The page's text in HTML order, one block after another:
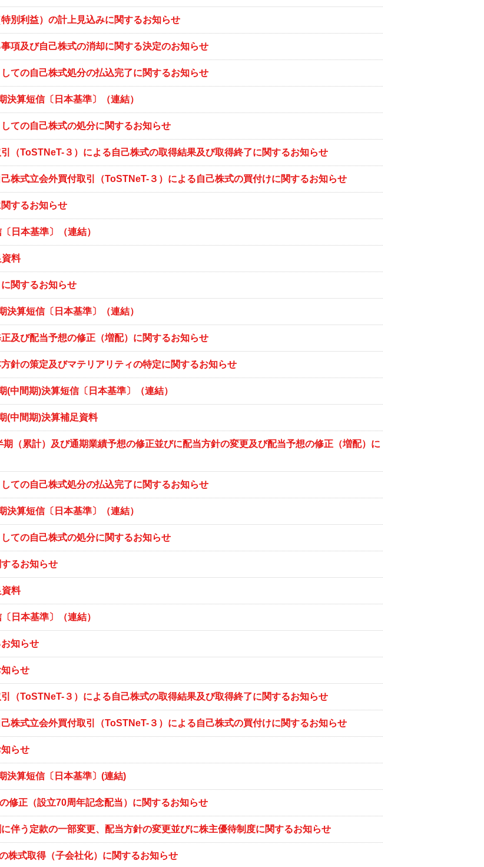
別利益）の計上見込みに関するお知らせ
項及び自己株式の消却に関する決定のお知らせ
ての自己株式処分の払込完了に関するお知らせ
決算短信〔日本基準〕（連結）
ての自己株式の処分に関するお知らせ
（ToSTNeT-３）による自己株式の取得結果及び取得終了に関するお知らせ
株式立会外買付取引（ToSTNeT-３）による自己株式の買付けに関するお知らせ
するお知らせ
日本基準〕（連結）
料
関するお知らせ
決算短信〔日本基準〕（連結）
及び配当予想の修正（増配）に関するお知らせ
針の策定及びマテリアリティの特定に関するお知らせ
(中間期)決算短信〔日本基準〕（連結）
(中間期)決算補足資料
（累計）及び通期業績予想の修正並びに配当方針の変更及び配当予想の修正（増配）に
ての自己株式処分の払込完了に関するお知らせ
決算短信〔日本基準〕（連結）
ての自己株式の処分に関するお知らせ
るお知らせ
料
日本基準〕（連結）
知らせ
らせ
（ToSTNeT-３）による自己株式の取得結果及び取得終了に関するお知らせ
株式立会外買付取引（ToSTNeT-３）による自己株式の買付けに関するお知らせ
らせ
決算短信〔日本基準〕(連結)
修正（設立70周年記念配当）に関するお知らせ
伴う定款の一部変更、配当方針の変更並びに株主優待制度に関するお知らせ
株式取得（子会社化）に関するお知らせ